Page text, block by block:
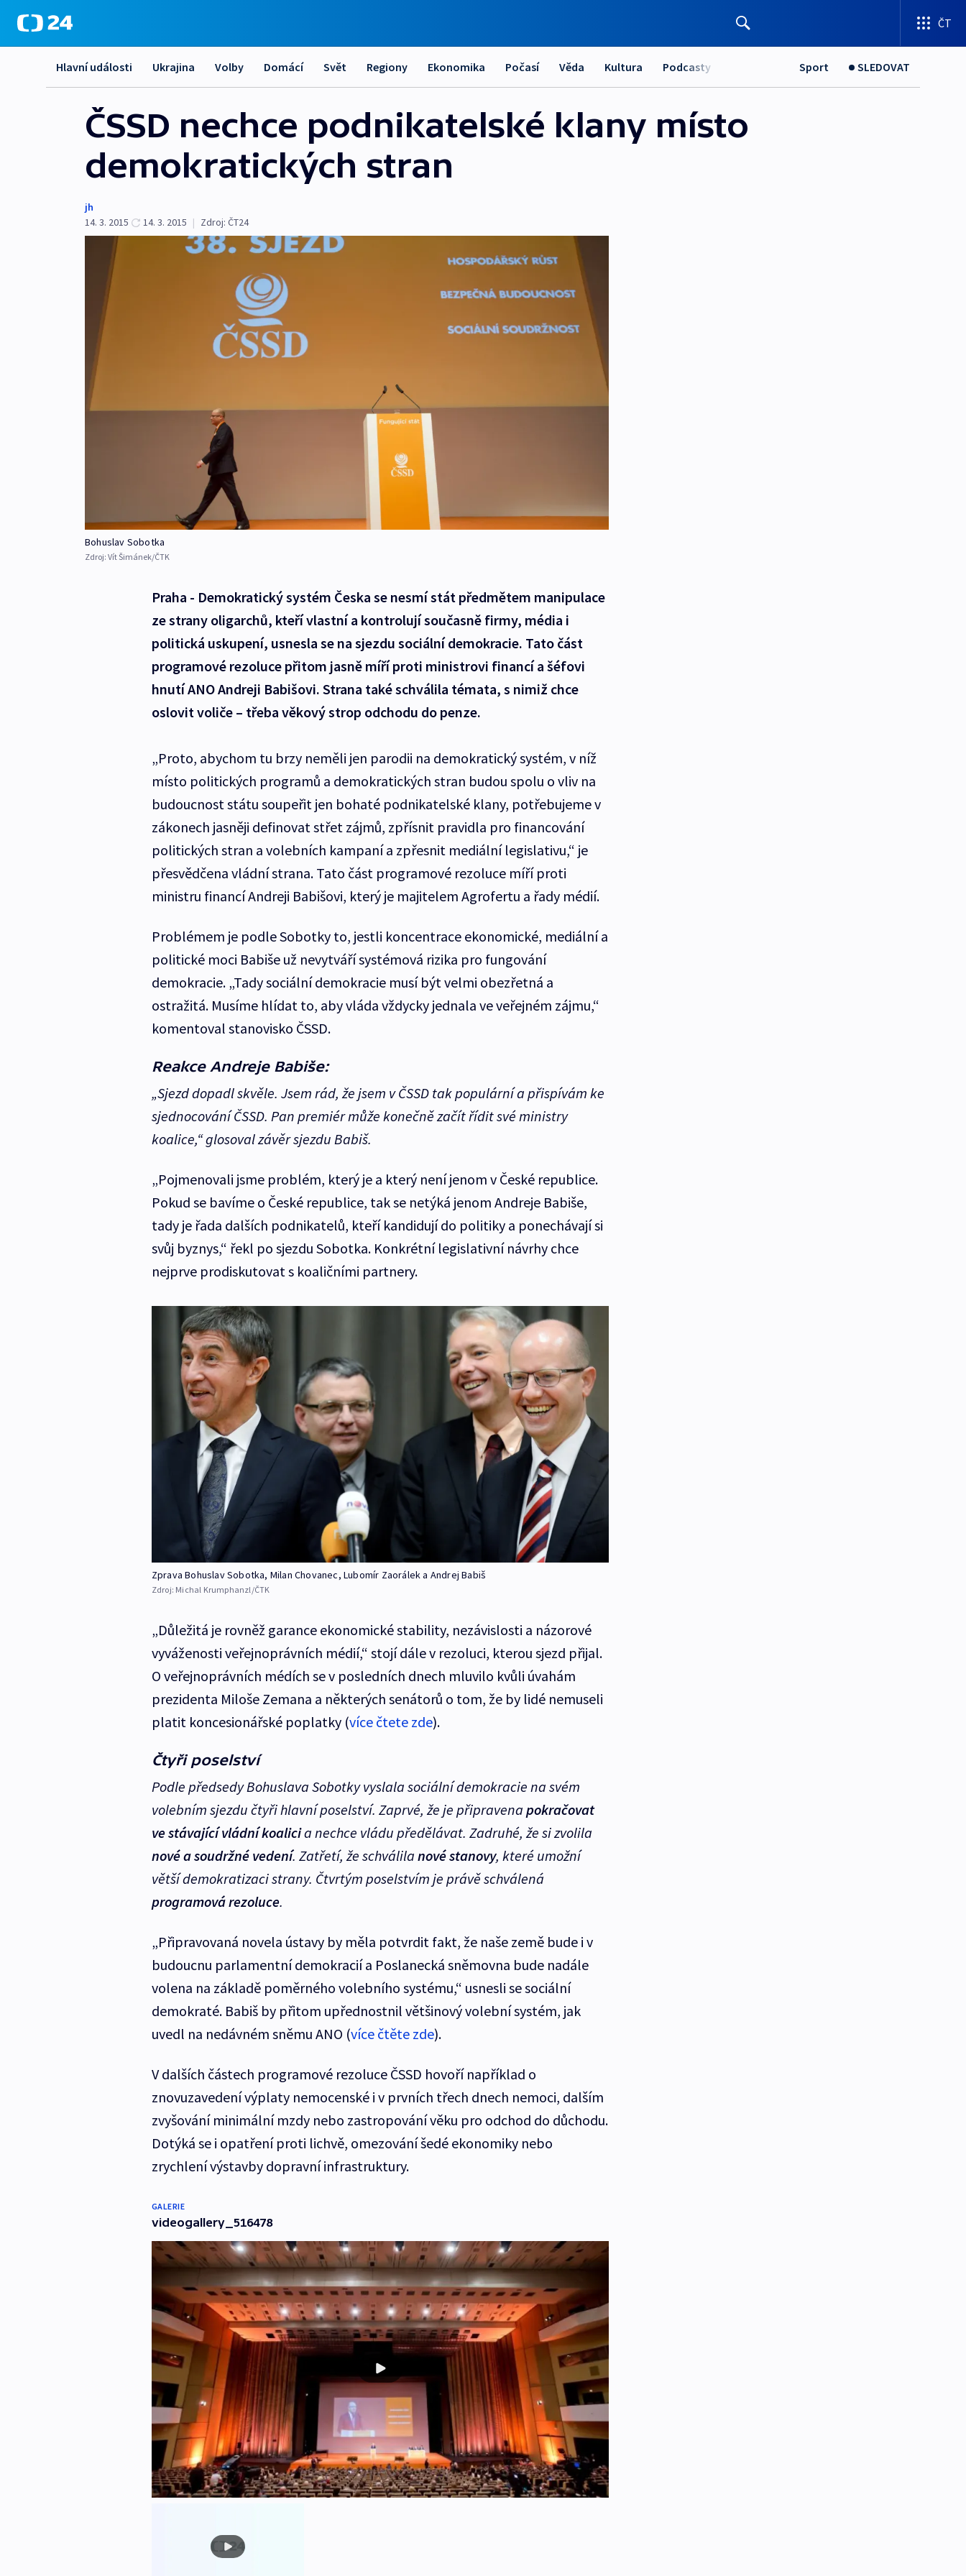
ČT
Hlavní události Ukrajina Volby Domácí Svět Regiony Ekonomika Počasí Věda Kultura Podcasty Sport SLEDOVAT
ČSSD nechce podnikatelské klany místo
demokratických stran
jh
14. 3. 2015
14. 3. 2015 | Zdroj: ČT24
Bohuslav Sobotka
Zdroj: Vít Šimánek/ČTK
Praha - Demokratický systém Česka se nesmí stát předmětem manipulace
ze strany oligarchů, kteří vlastní a kontrolují současně firmy, média i
politická uskupení, usnesla se na sjezdu sociální demokracie. Tato část
programové rezoluce přitom jasně míří proti ministrovi financí a šéfovi
hnutí ANO Andreji Babišovi. Strana také schválila témata, s nimiž chce
oslovit voliče – třeba věkový strop odchodu do penze.
„Proto, abychom tu brzy neměli jen parodii na demokratický systém, v níž
místo politických programů a demokratických stran budou spolu o vliv na
budoucnost státu soupeřit jen bohaté podnikatelské klany, potřebujeme v
zákonech jasněji definovat střet zájmů, zpřísnit pravidla pro financování
politických stran a volebních kampaní a zpřesnit mediální legislativu,“ je
přesvědčena vládní strana. Tato část programové rezoluce míří proti
ministru financí Andreji Babišovi, který je majitelem Agrofertu a řady médií.
Problémem je podle Sobotky to, jestli koncentrace ekonomické, mediální a
politické moci Babiše už nevytváří systémová rizika pro fungování
demokracie. „Tady sociální demokracie musí být velmi obezřetná a
ostražitá. Musíme hlídat to, aby vláda vždycky jednala ve veřejném zájmu,“
komentoval stanovisko ČSSD.
Reakce Andreje Babiše:
„Sjezd dopadl skvěle. Jsem rád, že jsem v ČSSD tak populární a přispívám ke
sjednocování ČSSD. Pan premiér může konečně začít řídit své ministry
koalice,“glosoval závěr sjezdu Babiš.
„Pojmenovali jsme problém, který je a který není jenom v České republice.
Pokud se bavíme o České republice, tak se netýká jenom Andreje Babiše,
tady je řada dalších podnikatelů, kteří kandidují do politiky a ponechávají si
svůj byznys,“ řekl po sjezdu Sobotka. Konkrétní legislativní návrhy chce
nejprve prodiskutovat s koaličními partnery.
Zprava Bohuslav Sobotka, Milan Chovanec, Lubomír Zaorálek a Andrej Babiš
Zdroj: Michal Krumphanzl/ČTK
„Důležitá je rovněž garance ekonomické stability, nezávislosti a názorové
vyváženosti veřejnoprávních médií,“ stojí dále v rezoluci, kterou sjezd přijal.
O veřejnoprávních médích se v posledních dnech mluvilo kvůli úvahám
prezidenta Miloše Zemana a některých senátorů o tom, že by lidé nemuseli
platit koncesionářské poplatky (více čtete zde).
Čtyři poselství
Podle předsedy Bohuslava Sobotky vyslala sociální demokracie na svém
volebním sjezdu čtyři hlavní poselství. Zaprvé, že je připravena pokračovat
ve stávající vládní koalicia nechce vládu předělávat. Zadruhé, že si zvolila
nové a soudržné vedení. Zatřetí, že schválila nové stanovy, které umožní
větší demokratizaci strany. Čtvrtým poselstvím je právě schválená
programová rezoluce.
„Připravovaná novela ústavy by měla potvrdit fakt, že naše země bude i v
budoucnu parlamentní demokracií a Poslanecká sněmovna bude nadále
volena na základě poměrného volebního systému,“ usnesli se sociální
demokraté. Babiš by přitom upřednostnil většinový volební systém, jak
uvedl na nedávném sněmu ANO (více čtěte zde).
V dalších částech programové rezoluce ČSSD hovoří například o
znovuzavedení výplaty nemocenské i v prvních třech dnech nemoci, dalším
zvyšování minimální mzdy nebo zastropování věku pro odchod do důchodu.
Dotýká se i opatření proti lichvě, omezování šedé ekonomiky nebo
zrychlení výstavby dopravní infrastruktury.
GALERIE
videogallery_516478